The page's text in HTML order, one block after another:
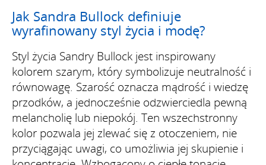
Jak Sandra Bullock definiuje
wyrafinowany styl życia i modę?
Styl życia Sandry Bullock jest inspirowany
kolorem szarym, który symbolizuje neutralność i
równowagę. Szarość oznacza mądrość i wiedzę
przodków, a jednocześnie odzwierciedla pewną
melancholię lub niepokój. Ten wszechstronny
kolor pozwala jej zlewać się z otoczeniem, nie
przyciągając uwagi, co umożliwia jej skupienie i